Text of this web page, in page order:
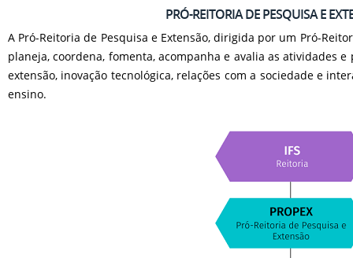
PRÓ-REITORIA DE PESQUISA E
A Pró-Reitoria de Pesquisa e Extensão, dirigida por um Pró-
planeja, coordena, fomenta, acompanha e avalia as atividades
extensão, inovação tecnológica, relações com a sociedade e
ensino.